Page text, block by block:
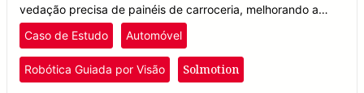
vedação precisa de painéis de carroceria, melhorando a
qualidade e a eficiência na fabricação automotiva.
Caso de Estudo Automóvel
Robótica Guiada por Visão Solmotion